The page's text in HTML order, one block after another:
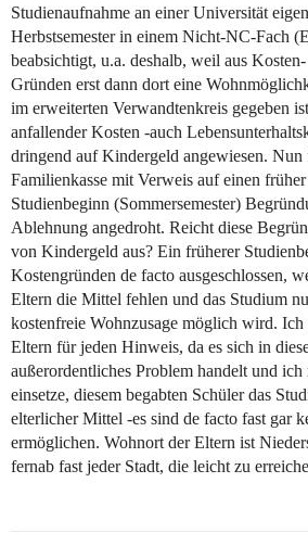
Studienaufnahme an einer Universität
Herbstsemester in einem Nicht-NC-Fach
beabsichtigt, u.a. deshalb, weil aus
Gründen erst dann dort eine
im erweiterten Verwandtenkreis gegeben
anfallender Kosten -auch
dringend auf Kindergeld angewiesen. Nun
Familienkasse mit Verweis auf einen
Studienbeginn (Sommersemester)
Ablehnung angedroht. Reicht diese
von Kindergeld aus? Ein früherer
Kostengründen de facto ausgeschlossen,
Eltern die Mittel fehlen und das Studium
kostenfreie Wohnzusage möglich wird.
Eltern für jeden Hinweis, da es sich in
außerordentliches Problem handelt und
einsetze, diesem begabten Schüler das
elterlicher Mittel -es sind de facto fast gar
ermöglichen. Wohnort der Eltern ist
fernab fast jeder Stadt, die leicht zu